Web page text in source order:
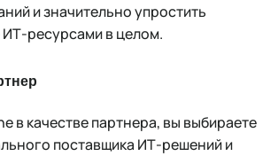
и значительно упростить
ресурсами в целом.
в качестве партнера, вы выбираете
поставщика ИТ-решений и